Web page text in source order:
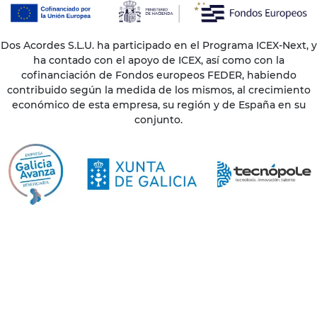
Dos Acordes S.L.U. ha participado en el Programa ICEX-Next, y
ha contado con el apoyo de ICEX, así como con la
cofinanciación de Fondos europeos FEDER, habiendo
contribuido según la medida de los mismos, al crecimiento
económico de esta empresa, su región y de España en su
conjunto.